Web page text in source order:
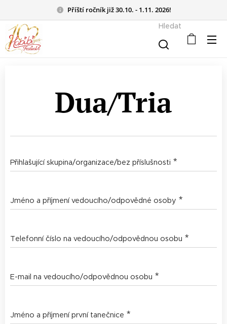
Příští ročník již 30.10. - 1.11. 2026!
Hledat
Dua/Tria
Přihlašující skupina/organizace/bez příslušnosti
Jméno a příjmení vedoucího/odpovědné osoby
Telefonní číslo na vedoucího/odpovědnou osobu
E-mail na vedoucího/odpovědnou osobu
Jméno a příjmení první tanečnice